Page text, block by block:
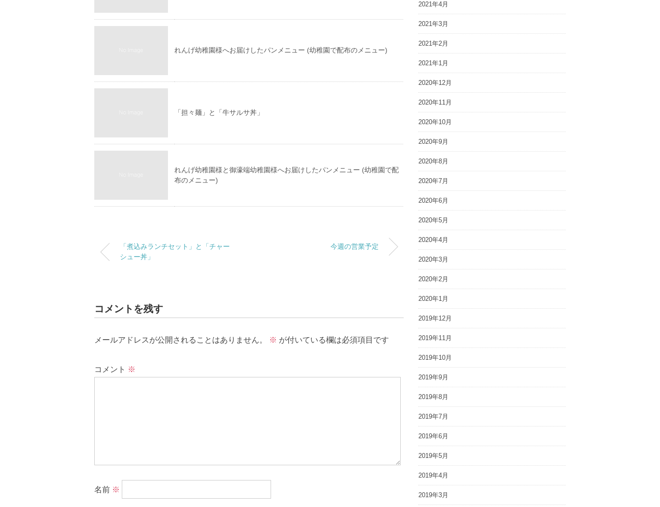
れんげ幼稚園様へお届けしたパンメニュー (幼稚園で配布のメニュー)
「担々麺」と「牛サルサ丼」
れんげ幼稚園様と御濠端幼稚園様へお届けしたパンメニュー (幼稚園で配
布のメニュー)
「煮込みランチセット」と「チャー
シュー丼」
今週の営業予定
コメントを残す
メールアドレスが公開されることはありません。 ※ が付いている欄は必須項目です
コメント ※
名前 ※
2021年4月
2021年3月
2021年2月
2021年1月
2020年12月
2020年11月
2020年10月
2020年9月
2020年8月
2020年7月
2020年6月
2020年5月
2020年4月
2020年3月
2020年2月
2020年1月
2019年12月
2019年11月
2019年10月
2019年9月
2019年8月
2019年7月
2019年6月
2019年5月
2019年4月
2019年3月